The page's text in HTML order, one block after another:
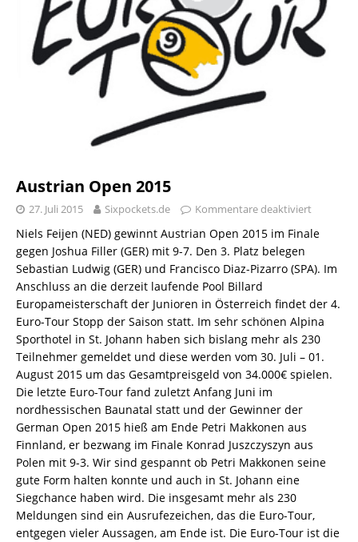
Austrian Open 2015
27. Juli 2015 Sixpockets.de Kommentare deaktiviert
Niels Feijen (NED) gewinnt Austrian Open 2015 im Finale
gegen Joshua Filler (GER) mit 9-7. Den 3. Platz belegen
Sebastian Ludwig (GER) und Francisco Diaz-Pizarro (SPA). Im
Anschluss an die derzeit laufende Pool Billard
Europameisterschaft der Junioren in Österreich findet der 4.
Euro-Tour Stopp der Saison statt. Im sehr schönen Alpina
Sporthotel in St. Johann haben sich bislang mehr als 230
Teilnehmer gemeldet und diese werden vom 30. Juli – 01.
August 2015 um das Gesamtpreisgeld von 34.000€ spielen.
Die letzte Euro-Tour fand zuletzt Anfang Juni im
nordhessischen Baunatal statt und der Gewinner der
German Open 2015 hieß am Ende Petri Makkonen aus
Finnland, er bezwang im Finale Konrad Juszczyszyn aus
Polen mit 9-3. Wir sind gespannt ob Petri Makkonen seine
gute Form halten konnte und auch in St. Johann eine
Siegchance haben wird. Die insgesamt mehr als 230
Meldungen sind ein Ausrufezeichen, das die Euro-Tour,
entgegen vieler Aussagen, am Ende ist. Die Euro-Tour ist die